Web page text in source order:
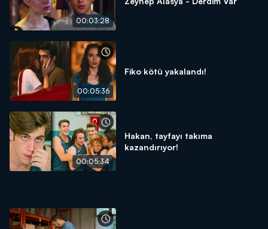
00:03:28
00:05:36
Fiko kötü yakalandı!
00:05:34
Hakan, tayfayı takıma
kazandırıyor!